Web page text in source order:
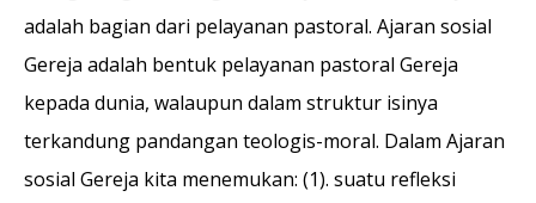
adalah bagian dari pelayanan pastoral. Ajaran sosial
Gereja adalah bentuk pelayanan pastoral Gereja
kepada dunia, walaupun dalam struktur isinya
terkandung pandangan teologis-moral. Dalam Ajaran
sosial Gereja kita menemukan: (1). suatu refleksi